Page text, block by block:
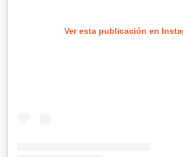
Ver esta publicación en